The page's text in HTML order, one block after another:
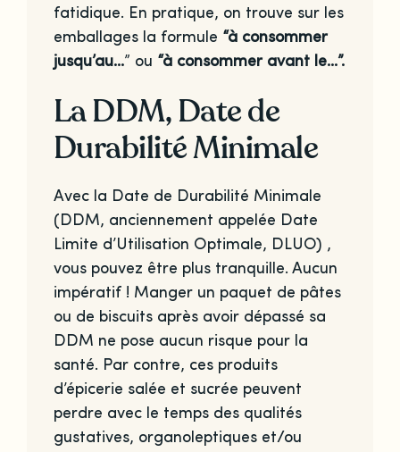
fatidique. En pratique, on trouve sur les
emballages la formule “à consommer
jusqu’au…” ou “à consommer avant le…”.
La DDM, Date de
Durabilité Minimale
Avec la Date de Durabilité Minimale
(DDM, anciennement appelée Date
Limite d’Utilisation Optimale, DLUO) ,
vous pouvez être plus tranquille. Aucun
impératif ! Manger un paquet de pâtes
ou de biscuits après avoir dépassé sa
DDM ne pose aucun risque pour la
santé. Par contre, ces produits
d’épicerie salée et sucrée peuvent
perdre avec le temps des qualités
gustatives, organoleptiques et/ou